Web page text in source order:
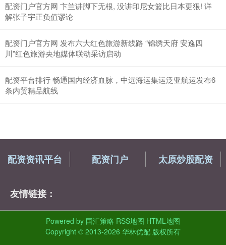
配资门户官方网 卞兰讲脚下无根, 没讲印尼女篮比日本更狠! 详
解张子宇正负值谬论
配资门户官方网 发布六大红色旅游新线路 “锦绣天府 安逸四
川”红色旅游央地媒体联动采访启动
配资平台排行 畅通国内经济血脉，中远海运集运泛亚航运发布6
条内贸精品航线
配资资讯平台 配资门户 太原炒股配资
友情链接：
Powered by 国汇策略 RSS地图 HTML地图
Copyright © 2013-2026 华林优配 版权所有